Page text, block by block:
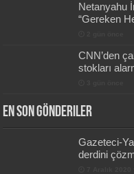
Netanyahu
“Gereken
CNN’den
stokları
En Son Gönderiler
Gazeteci-
derdini